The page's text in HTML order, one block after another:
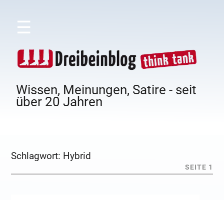
☰
Wissen, Meinungen, Satire - seit
über 20 Jahren
Schlagwort: Hybrid
SEITE 1